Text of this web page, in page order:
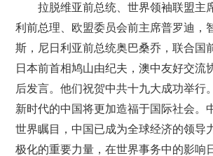
拉脱维亚前总统、世界领袖联盟主
利前总理、欧盟委员会前主席普罗迪，
斯，尼日利亚前总统奥巴桑乔，联合国
日本前首相鸠山由纪夫，澳中友好交流
后发言。他们祝贺中共十九大成功举行
新时代的中国将更加造福于国际社会。
世界瞩目，中国已成为全球经济的领导
极化的重要力量，在世界事务中的影响